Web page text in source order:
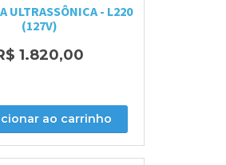
ULTRASSÔNICA - L220
(127V)
1.820,00
ao carrinho